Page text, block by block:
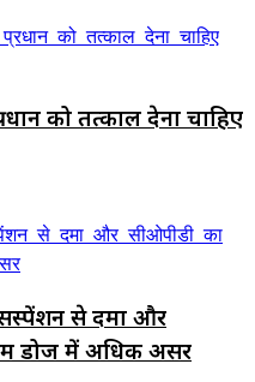
प्रधान को तत्काल देना चाहिए
से दमा और
डोज में अधिक असर